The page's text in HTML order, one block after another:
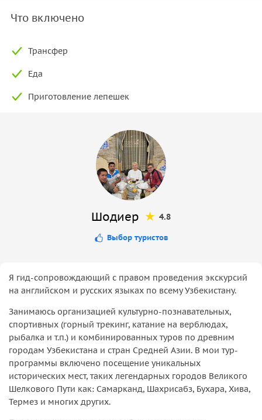
Что включено
Трансфер
Еда
Приготовление лепешек
Шодиер 4.8
Выбор туристов
Я гид-сопровождающий с правом проведения экскурсий
на английском и русских языках по всему Узбекистану.
Занимаюсь организацией культурно-познавательных,
спортивных (горный трекинг, катание на верблюдах,
рыбалка и т.п.) и комбинированных туров по древним
городам Узбекистана и стран Средней Азии. В мои тур-
программы включено посещение уникальных
исторических мест, таких легендарных городов Великого
Шелкового Пути как: Самарканд, Шахрисабз, Бухара, Хива,
Термез и многих других.